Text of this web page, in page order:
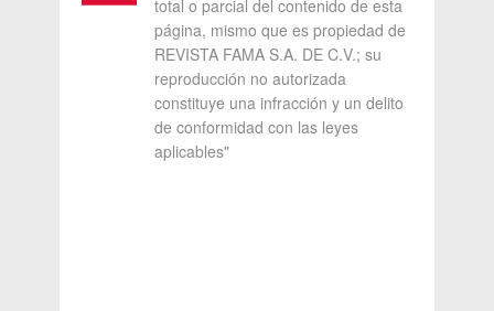
total o parcial del contenido de esta
página, mismo que es propiedad de
REVISTA FAMA S.A. DE C.V.; su
reproducción no autorizada
constituye una infracción y un delito
de conformidad con las leyes
aplicables"